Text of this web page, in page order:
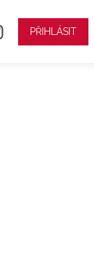
PŘIHLÁSIT